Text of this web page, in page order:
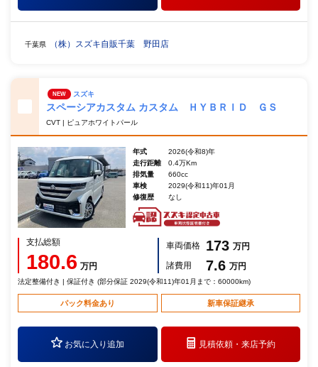
千葉県 （株）スズキ自販千葉 野田店
NEW スズキ
スペーシアカスタム カスタム ＨＹＢＲＩＤ ＧＳ
CVT | ピュアホワイトパール
年式
2026(令和8)年
走行距離
0.4万Km
排気量
660cc
車検
2029(令和11)年01月
修復歴
なし
支払総額
180.6 万円
車両価格 173 万円
諸費用
7.6 万円
法定整備付き | 保証付き (部分保証 2029(令和11)年01月まで：60000km)
パック料金あり 新車保証継承
お気に入り追加 見積依頼・来店予約